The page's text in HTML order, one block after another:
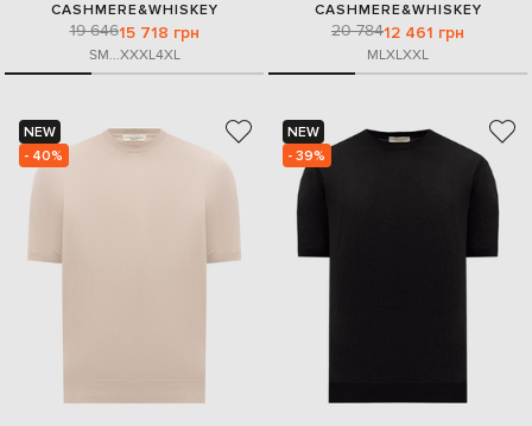
CASHMERE&WHISKEY
19 64615 718 грн
SM...XXXL4XL
CASHMERE&WHISKEY
20 78412 461 грн
MLXLXXL
NEW
- 40%
NEW
- 39%